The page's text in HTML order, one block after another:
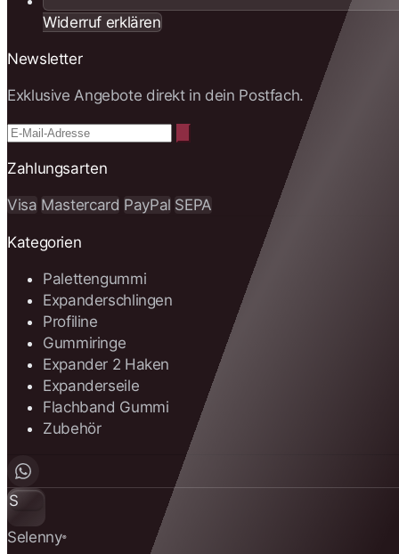
Widerruf erklären
Newsletter
Exklusive Angebote direkt in dein Postfach.
Zahlungsarten
Visa Mastercard PayPal SEPA
Kategorien
Palettengummi
Expanderschlingen
Profiline
Gummiringe
Expander 2 Haken
Expanderseile
Flachband Gummi
Zubehör
S
Selenny®